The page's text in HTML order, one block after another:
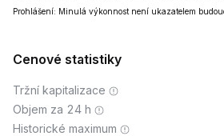
Prohlášení: Minulá výkonnost není ukazatelem
Cenové statistiky
Tržní kapitalizace
Objem za 24 h
Historické maximum